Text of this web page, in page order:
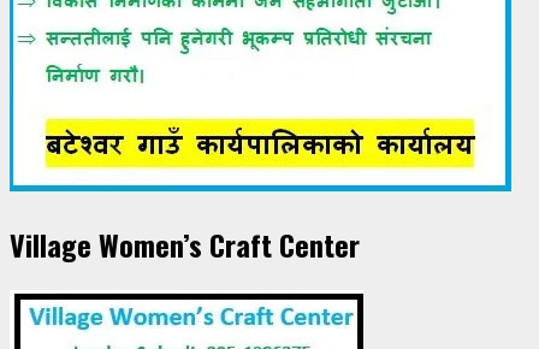
Village Women’s Craft Center